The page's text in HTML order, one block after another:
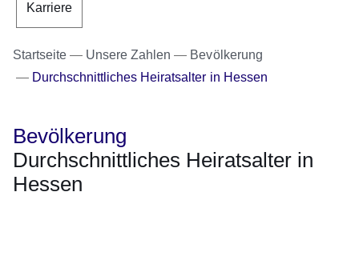
Karriere
Startseite Unsere Zahlen
Bevölkerung
Durchschnittliches Heiratsalter in Hessen
Bevölkerung
Durchschnittliches Heiratsalter in
Hessen